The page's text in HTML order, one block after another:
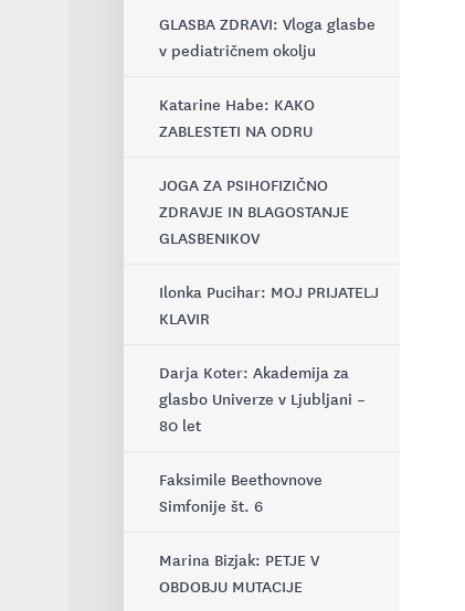
PRENOSI UMETNOSTNE
GLASBE
Mednarodni znanstveni
simpozij 2025: GLASBA ZA
BLAGOSTANJA
Mednarodni simpozij 2024:
JEUNESSE MUSICALE
simpozij 2024: GLASBENA
INTERPRETACIJA: MED
UMETNIŠKIM IN ZNANSTVENIM
Mednarodni znanstveni
simpozij 2023: UMETNOST
ZDRUŽEVANJA SKOZI GLASBO
Indeksiranost in vključenost v
Financiranje
Recenziranje
Navodila za avtorje
Izjava o etiki objavljanja in
zlorabah pri objavljanju
41. Glasbenopedagoški
zbornik
zbornik
zbornik
GLASBA ZDRAVI: Vloga glasbe
v pediatričnem okolju
Katarine Habe: KAKO
ZABLESTETI NA ODRU
JOGA ZA PSIHOFIZIČNO
ZDRAVJE IN BLAGOSTANJE
GLASBENIKOV
Ilonka Pucihar: MOJ PRIJATELJ
KLAVIR
Darja Koter: Akademija za
glasbo Univerze v Ljubljani –
80 let
Faksimile Beethovnove
Simfonije št. 6
Marina Bizjak: PETJE V
OBDOBJU MUTACIJE